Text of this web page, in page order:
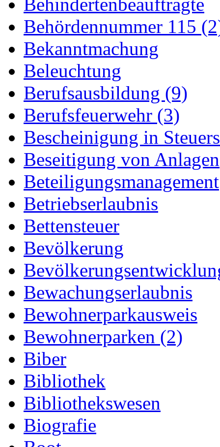
Behördennummer 115
Bekanntmachung
Beleuchtung
Berufsausbildung (9)
Berufsfeuerwehr (3)
Bescheinigung in
Beseitigung von Anlagen
Beteiligungsmanagement
Betriebserlaubnis
Bettensteuer
Bevölkerung
Bewachungserlaubnis
Bewohnerparkausweis
Bewohnerparken (2)
Biber
Bibliothek
Bibliothekswesen
Biografie